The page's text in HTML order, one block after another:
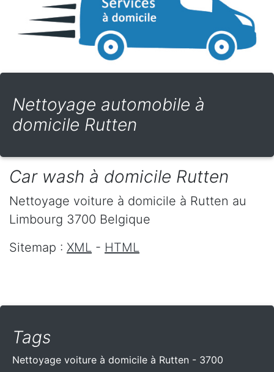
Nettoyage automobile à
domicile Rutten
Car wash à domicile Rutten
Nettoyage voiture à domicile à Rutten au
Limbourg 3700 Belgique
Sitemap : XML - HTML
Tags
Nettoyage voiture à domicile à Rutten - 3700